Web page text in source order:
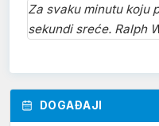
Za svaku minutu koju
sekundi sreće. Ralph
DOGAĐAJI